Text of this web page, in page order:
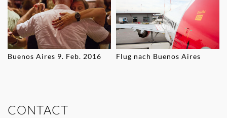
Buenos Aires 9. Feb. 2016 Flug nach Buenos Aires
CONTACT